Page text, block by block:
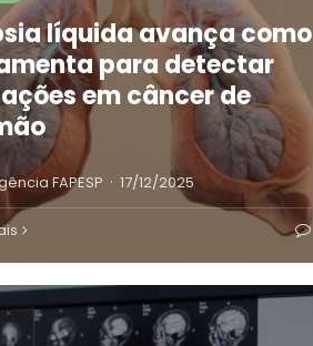
líquida avança como
para detectar
em câncer de
FAPESP · 17/12/2025